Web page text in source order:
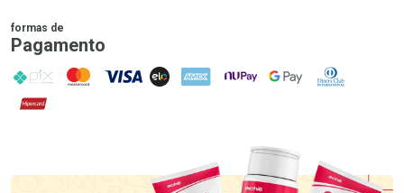
formas de
Pagamento
PIX MasterCard
VISA ELO AMEX NuPay Google PayDiners Club
Hipercard
Promoção em Destaque